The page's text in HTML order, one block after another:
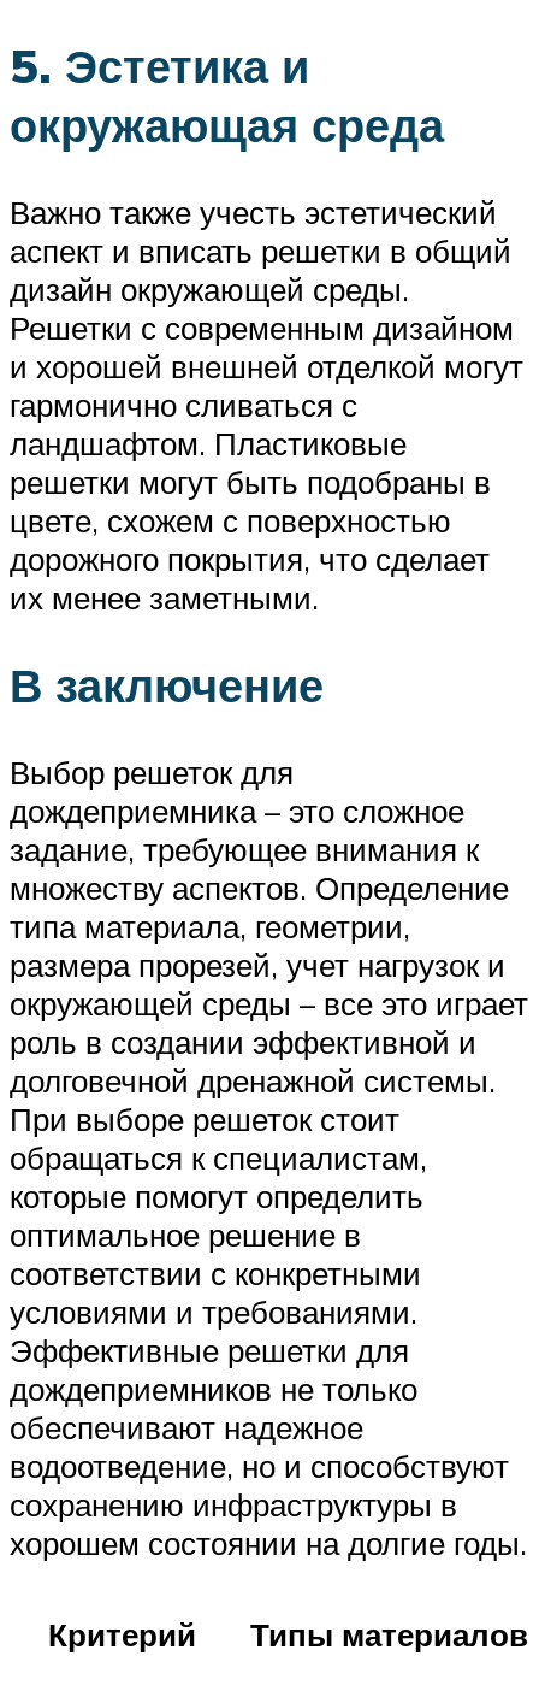
5. Эстетика и
окружающая среда
Важно также учесть эстетический
аспект и вписать решетки в общий
дизайн окружающей среды.
Решетки с современным дизайном
и хорошей внешней отделкой могут
гармонично сливаться с
ландшафтом. Пластиковые
решетки могут быть подобраны в
цвете, схожем с поверхностью
дорожного покрытия, что сделает
их менее заметными.
В заключение
Выбор решеток для
дождеприемника – это сложное
задание, требующее внимания к
множеству аспектов. Определение
типа материала, геометрии,
размера прорезей, учет нагрузок и
окружающей среды – все это играет
роль в создании эффективной и
долговечной дренажной системы.
При выборе решеток стоит
обращаться к специалистам,
которые помогут определить
оптимальное решение в
соответствии с конкретными
условиями и требованиями.
Эффективные решетки для
дождеприемников не только
обеспечивают надежное
водоотведение, но и способствуют
сохранению инфраструктуры в
хорошем состоянии на долгие годы.
Критерий Типы материалов